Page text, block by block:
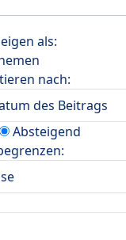
als:
nach:
Absteigend